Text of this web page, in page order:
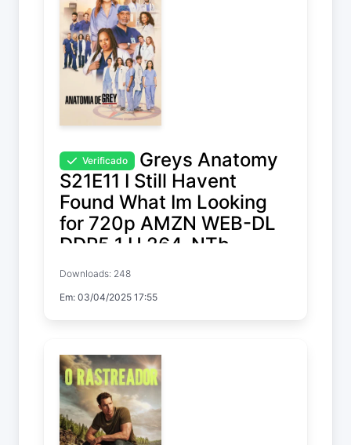
Verificado Greys Anatomy
S21E11 I Still Havent
Found What Im Looking
for 720p AMZN WEB-DL
DDP5 1 H 264-NTb
Temp. 21 EP. 11
Downloads: 248
Em: 03/04/2025 17:55